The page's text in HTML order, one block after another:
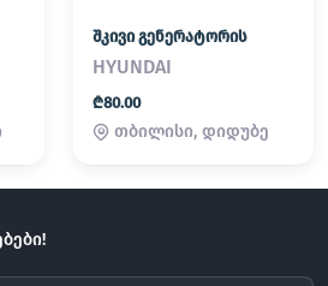
შკივი გენერატორის
HYUNDAI
₾80.00
თბილისი, დიდუბე